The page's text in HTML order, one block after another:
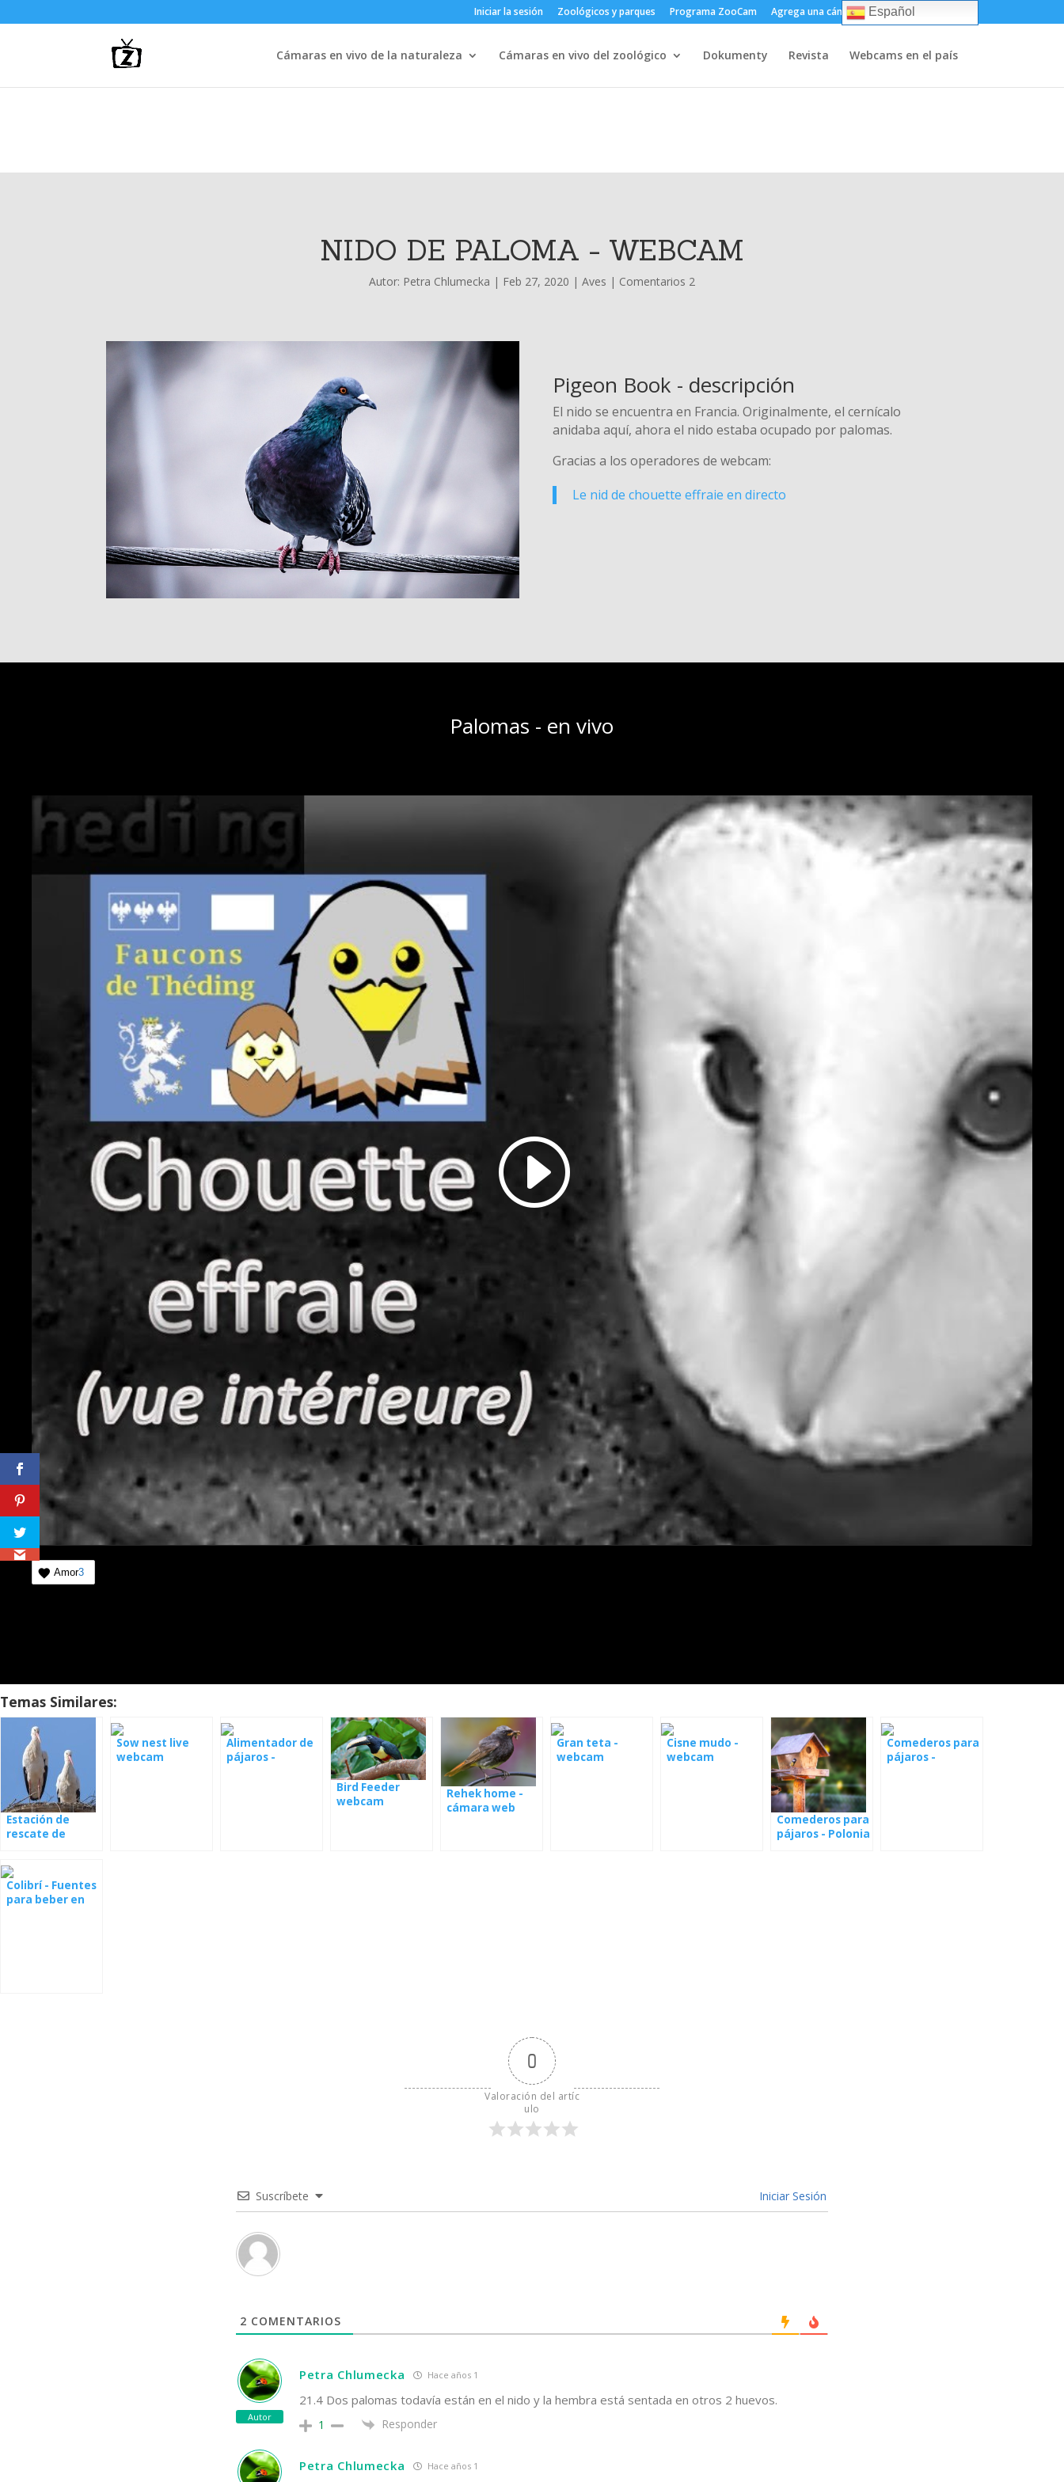
Iniciar la sesión Zoológicos y parques Programa ZooCam Agrega una cámara Sobre
Cámaras en vivo de la naturaleza Cámaras en vivo del zoológico Dokumenty Revista Webcams en el país
NIDO DE PALOMA - WEBCAM
Autor: Petra Chlumecka | Feb 27, 2020 | Aves | Comentarios 2
Pigeon Book - descripción
El nido se encuentra en Francia. Originalmente, el cernícalo
anidaba aquí, ahora el nido estaba ocupado por palomas.
Gracias a los operadores de webcam:
Le nid de chouette effraie en directo
Palomas - en vivo
Amor3
Temas Similares:
Estación de
rescate de
webcams
Sow nest live
webcam
Alimentador de
pájaros -
Bird Feeder
webcam
Rehek home -
cámara web
Gran teta -
webcam
Cisne mudo -
webcam
Comederos para
pájaros - Polonia
Comederos para
pájaros -
Colibrí - Fuentes
para beber en
0
Valoración del artíc
ulo
Suscríbete Iniciar Sesión
2 COMENTARIOS
Autor
Petra Chlumecka Hace años 1
21.4 Dos palomas todavía están en el nido y la hembra está sentada en otros 2 huevos.
1 Responder
Petra Chlumecka Hace años 1
Español